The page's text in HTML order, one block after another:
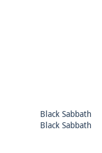
Black Sabbath
Black Sabbath